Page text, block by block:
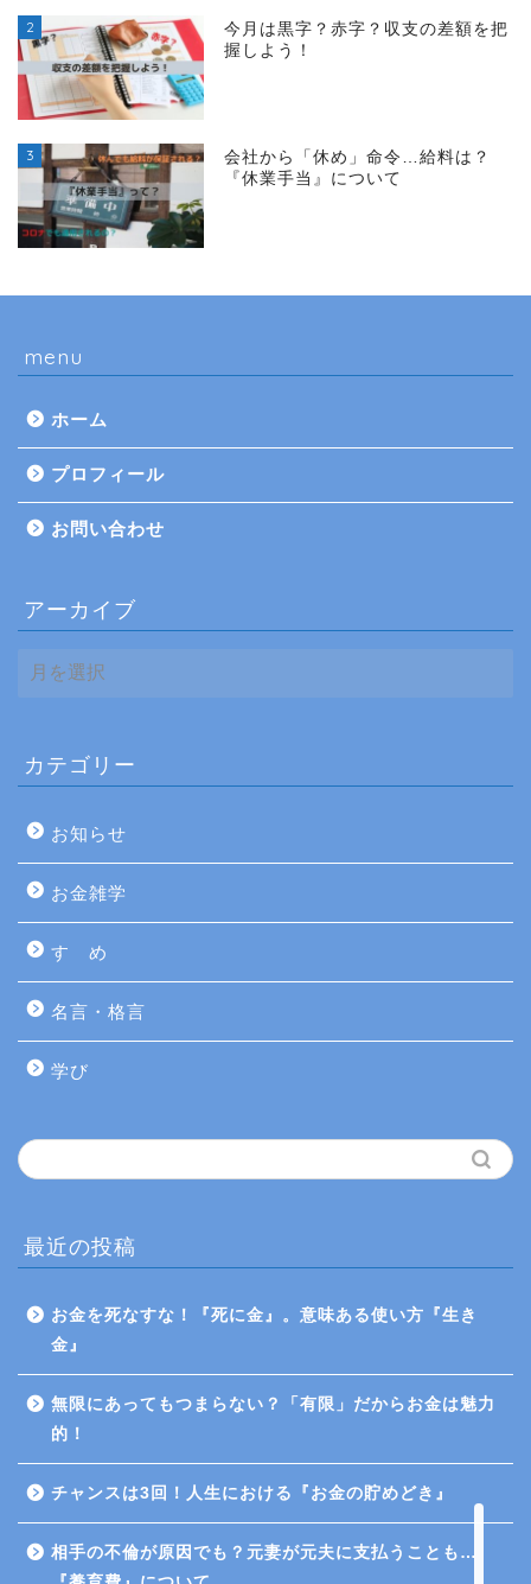
2
今月は黒字？赤字？収支の差額を把
握しよう！
3
会社から「休め」命令…給料は？
『休業手当』について
menu
ホーム
プロフィール
お問い合わせ
アーカイブ
ー
ブ
カテゴリー
お知らせ
お金雑学
すゝめ
名言・格言
学び
最近の投稿
お金を死なすな！『死に金』。意味ある使い方『生き
金』
無限にあってもつまらない？「有限」だからお金は魅力
的！
チャンスは3回！人生における『お金の貯めどき』
相手の不倫が原因でも？元妻が元夫に支払うことも…
プロフィール
Twitter
お問い合わせ